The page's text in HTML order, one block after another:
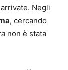
Negli
, cercando
non è stata